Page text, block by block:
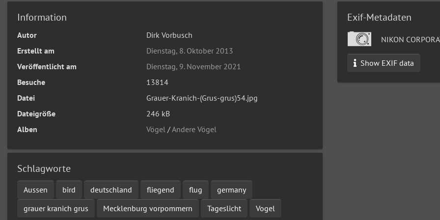
Information
Autor
Dirk Vorbusch
Erstellt am
Dienstag, 8. Oktober 2013
Veröffentlicht am
Dienstag, 9. November 2021
Besuche
13814
Datei
Grauer-Kranich-(Grus-grus)54.jpg
Dateigröße
246 kB
Alben
Vögel /Andere Vögel
Schlagworte
Aussen bird deutschland fliegend flug
germany
grauer kranich grus
Mecklenburg vorpommern Tageslicht Vogel
Exif-Metadaten
NIKON
Show EXIF data